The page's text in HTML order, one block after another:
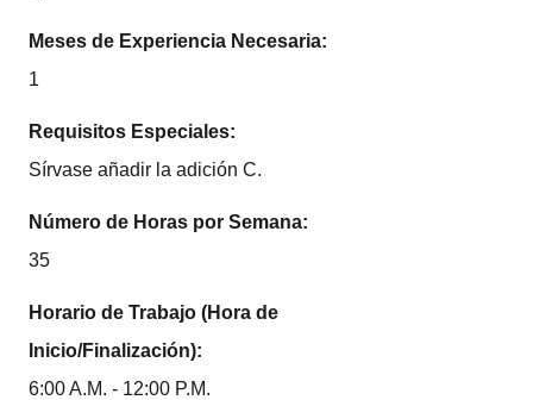
Meses de Experiencia Necesaria:
1
Requisitos Especiales:
Sírvase añadir la adición C.
Número de Horas por Semana:
35
Horario de Trabajo (Hora de
Inicio/Finalización):
6:00 A.M. - 12:00 P.M.